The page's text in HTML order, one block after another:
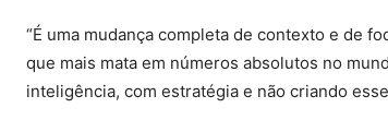
“É uma mudança completa de contexto e de
que mais mata em números absolutos no
inteligência, com estratégia e não criando